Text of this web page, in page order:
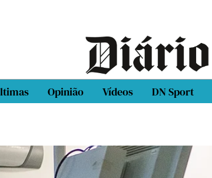
Opinião Vídeos DN Sport